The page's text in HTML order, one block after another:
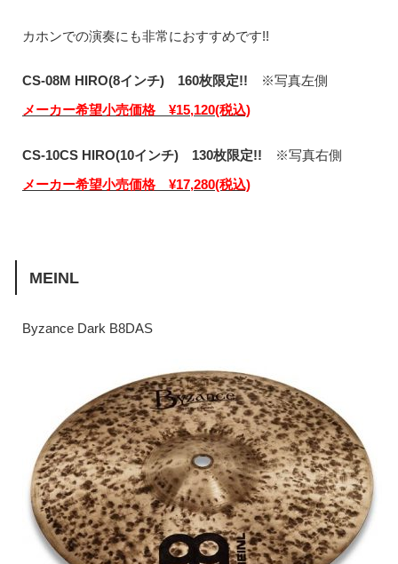
カホンでの演奏にも非常におすすめです!!
CS-08M HIRO(8インチ) 160枚限定!! ※写真左側
メーカー希望小売価格 ¥15,120(税込)
CS-10CS HIRO(10インチ) 130枚限定!! ※写真右側
メーカー希望小売価格 ¥17,280(税込)
MEINL
Byzance Dark B8DAS